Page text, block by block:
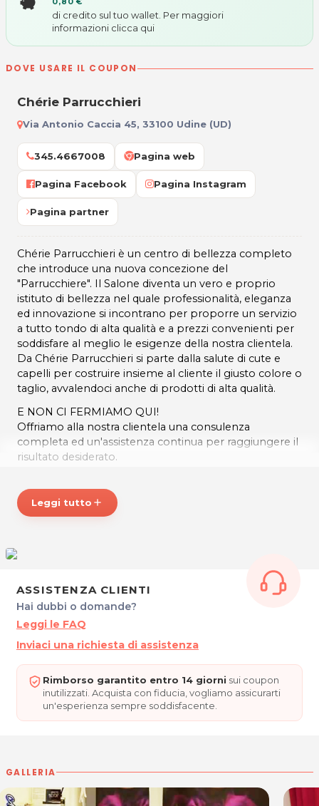
di credito sul tuo wallet. Per maggiori
informazioni clicca qui
DOVE USARE IL COUPON
Chérie Parrucchieri
Via Antonio Caccia 45, 33100 Udine (UD)
345.4667008 Pagina web
Pagina Facebook Pagina Instagram
Pagina partner
Chérie Parrucchieri è un centro di bellezza completo
che introduce una nuova concezione del
"Parrucchiere". Il Salone diventa un vero e proprio
istituto di bellezza nel quale professionalità, eleganza
ed innovazione si incontrano per proporre un servizio
a tutto tondo di alta qualità e a prezzi convenienti per
soddisfare al meglio le esigenze della nostra clientela.
Da Chérie Parrucchieri si parte dalla salute di cute e
capelli per costruire insieme al cliente il giusto colore o
taglio, avvalendoci anche di prodotti di alta qualità.
E NON CI FERMIAMO QUI!
Offriamo alla nostra clientela una consulenza
completa ed un'assistenza continua per raggiungere il
risultato desiderato.
Grazie alla collaborazione di personale altamente
specializzato, curiamo l'immagine completa della
attrezzature moderne per concedersi anche una
pausa di relax e benessere.
* Prezzi di listino verificati in data 06/07/2023
Martedì, Mercoledì, Venerdì e Sabato: 09.00 - 17.00
Giovedì: 13.00 - 19.00
Domenica e Lunedì Chiuso
CHÉRIE PARRUCCHIERI
Tel. 0432 1502900
P.IVA 02846410302
Leggi tutto add
ASSISTENZA CLIENTI
Hai dubbi o domande?
Leggi le FAQ
Inviaci una richiesta di assistenza
Rimborso garantito entro 14 giorni sui coupon
inutilizzati. Acquista con fiducia, vogliamo assicurarti
un'esperienza sempre soddisfacente.
GALLERIA